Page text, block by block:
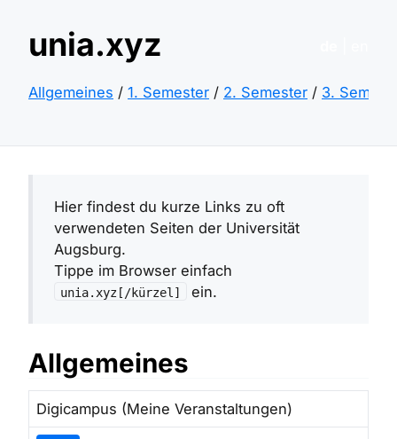
unia.xyz
Allgemeines / 1. Semester / 2. Semester / 3.
Hier findest du kurze Links zu oft
verwendeten Seiten der Universität
Augsburg.
Tippe im Browser einfach
unia.xyz[/kürzel] ein.
Allgemeines
Digicampus (Meine Veranstaltungen)